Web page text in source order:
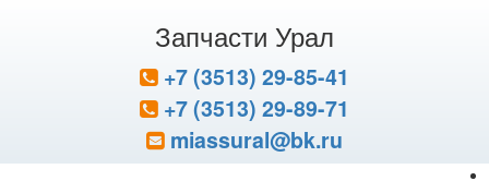
Запчасти Урал
+7 (3513) 29-85-41
+7 (3513) 29-89-71
miassural@bk.ru